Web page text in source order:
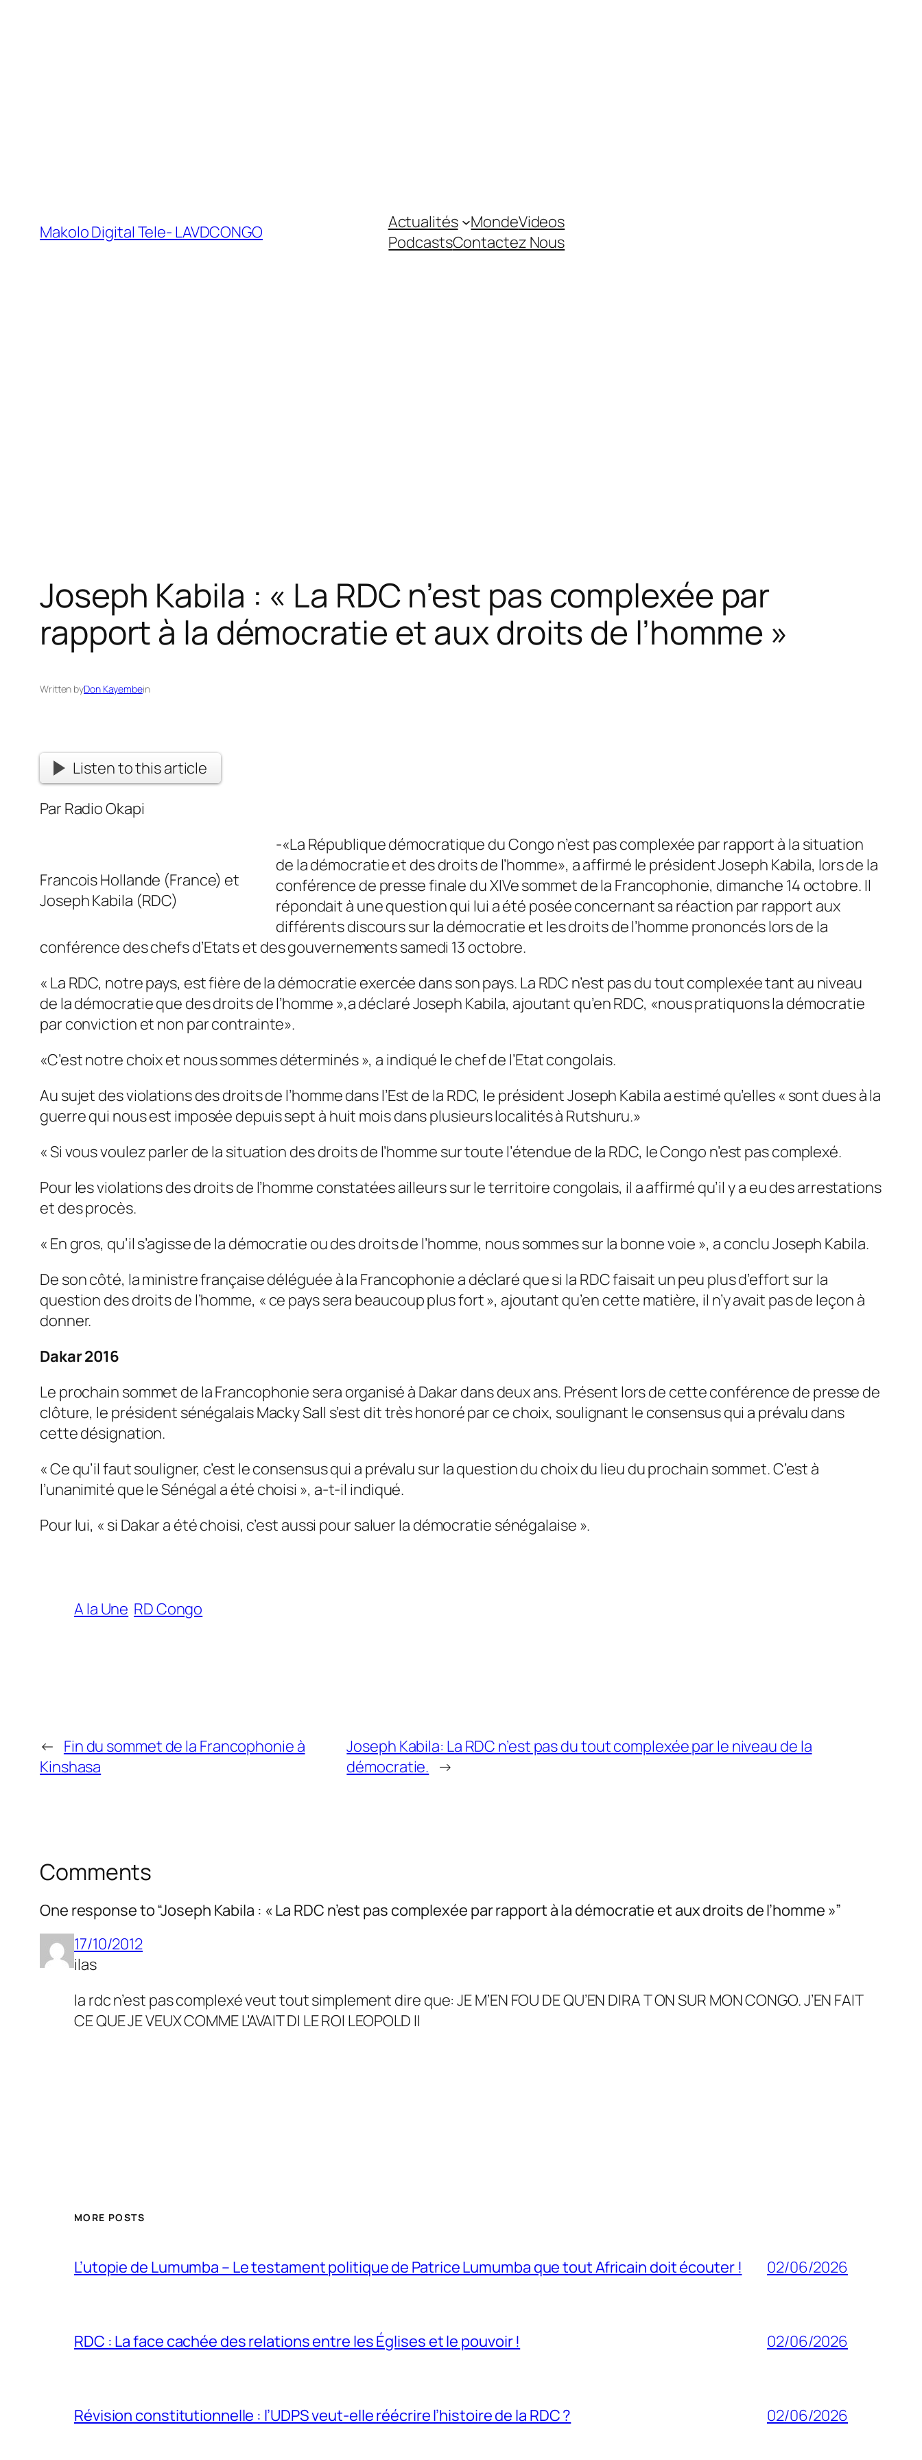
Makolo Digital Tele- LAVDCONGO Actualités MondeVideos
PodcastsContactez Nous
Joseph Kabila : « La RDC n’est pas complexée par
rapport à la démocratie et aux droits de l’homme »
Written byDon Kayembein
Listen to this article
Par Radio Okapi
Francois Hollande (France) et
Joseph Kabila (RDC)
-«La République démocratique du Congo n’est pas complexée par rapport à la situation
de la démocratie et des droits de l’homme», a affirmé le président Joseph Kabila, lors de la
conférence de presse finale du XIVe sommet de la Francophonie, dimanche 14 octobre. Il
répondait à une question qui lui a été posée concernant sa réaction par rapport aux
différents discours sur la démocratie et les droits de l’homme prononcés lors de la
conférence des chefs d’Etats et des gouvernements samedi 13 octobre.
« La RDC, notre pays, est fière de la démocratie exercée dans son pays. La RDC n’est pas du tout complexée tant au niveau
de la démocratie que des droits de l’homme »,a déclaré Joseph Kabila, ajoutant qu’en RDC, «nous pratiquons la démocratie
par conviction et non par contrainte».
«C’est notre choix et nous sommes déterminés », a indiqué le chef de l’Etat congolais.
Au sujet des violations des droits de l’homme dans l’Est de la RDC, le président Joseph Kabila a estimé qu’elles « sont dues à la
guerre qui nous est imposée depuis sept à huit mois dans plusieurs localités à Rutshuru.»
« Si vous voulez parler de la situation des droits de l’homme sur toute l’étendue de la RDC, le Congo n’est pas complexé.
Pour les violations des droits de l’homme constatées ailleurs sur le territoire congolais, il a affirmé qu’il y a eu des arrestations
et des procès.
« En gros, qu’il s’agisse de la démocratie ou des droits de l’homme, nous sommes sur la bonne voie », a conclu Joseph Kabila.
De son côté, la ministre française déléguée à la Francophonie a déclaré que si la RDC faisait un peu plus d’effort sur la
question des droits de l’homme, « ce pays sera beaucoup plus fort », ajoutant qu’en cette matière, il n’y avait pas de leçon à
donner.
Dakar 2016
Le prochain sommet de la Francophonie sera organisé à Dakar dans deux ans. Présent lors de cette conférence de presse de
clôture, le président sénégalais Macky Sall s’est dit très honoré par ce choix, soulignant le consensus qui a prévalu dans
cette désignation.
« Ce qu’il faut souligner, c’est le consensus qui a prévalu sur la question du choix du lieu du prochain sommet. C’est à
l’unanimité que le Sénégal a été choisi », a-t-il indiqué.
Pour lui, « si Dakar a été choisi, c’est aussi pour saluer la démocratie sénégalaise ».
A la Une RD Congo
← Fin du sommet de la Francophonie à
Kinshasa
Joseph Kabila: La RDC n’est pas du tout complexée par le niveau de la
démocratie. →
Comments
One response to “Joseph Kabila : « La RDC n’est pas complexée par rapport à la démocratie et aux droits de l’homme »”
17/10/2012
ilas
la rdc n’est pas complexé veut tout simplement dire que: JE M’EN FOU DE QU’EN DIRA T ON SUR MON CONGO. J’EN FAIT
CE QUE JE VEUX COMME L’AVAIT DI LE ROI LEOPOLD II
MORE POSTS
L’utopie de Lumumba – Le testament politique de Patrice Lumumba que tout Africain doit écouter ! 02/06/2026
RDC : La face cachée des relations entre les Églises et le pouvoir ! 02/06/2026
Révision constitutionnelle : l’UDPS veut-elle réécrire l’histoire de la RDC ? 02/06/2026